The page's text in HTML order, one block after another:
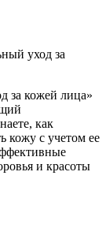
за кожей лица»
как
кожу с учетом ее
и красоты